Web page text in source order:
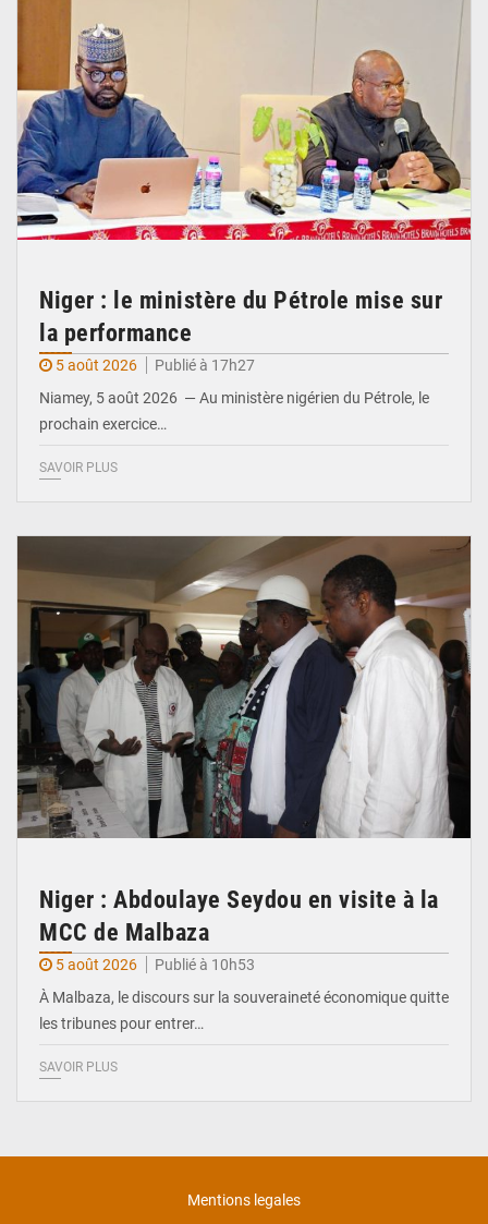
Niger : le ministère du Pétrole mise sur
la performance
5 août 2026
Publié à 17h27
Niamey, 5 août 2026 — Au ministère nigérien du Pétrole, le
prochain exercice…
SAVOIR PLUS
Niger : Abdoulaye Seydou en visite à la
MCC de Malbaza
5 août 2026
Publié à 10h53
À Malbaza, le discours sur la souveraineté économique quitte
les tribunes pour entrer…
SAVOIR PLUS
Mentions legales